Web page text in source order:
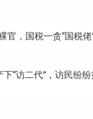
官，国税一贪“国税佬
“访二代”，访民纷